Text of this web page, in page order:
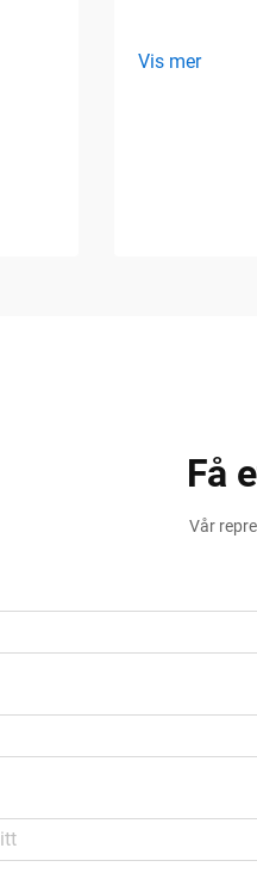
Vis mer
Få
Vår